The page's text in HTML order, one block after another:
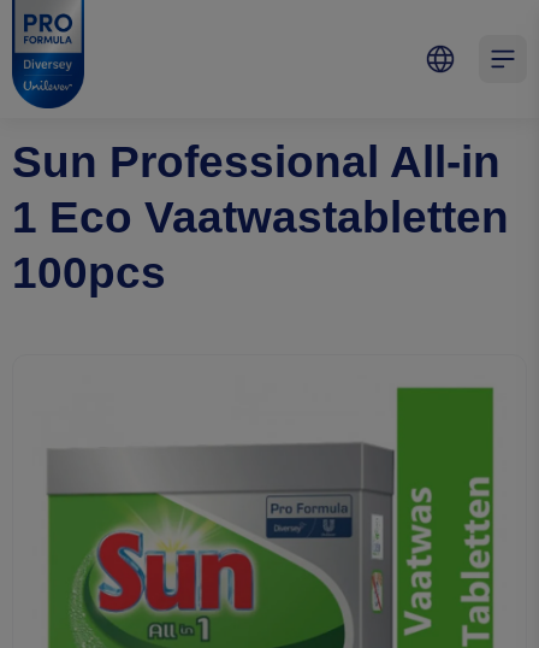
Skip to main content
Skip to navigation
Skip to footer
Pro Formula
Sun Professional All-in
1 Eco Vaatwastabletten
100pcs